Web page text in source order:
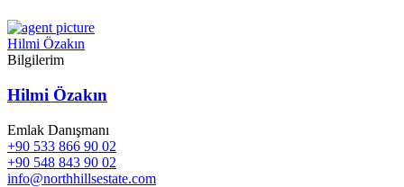
Hilmi Özakın
Bilgilerim
Hilmi Özakın
Emlak Danışmanı
+90 533 866 90 02
+90 548 843 90 02
info@northhillsestate.com